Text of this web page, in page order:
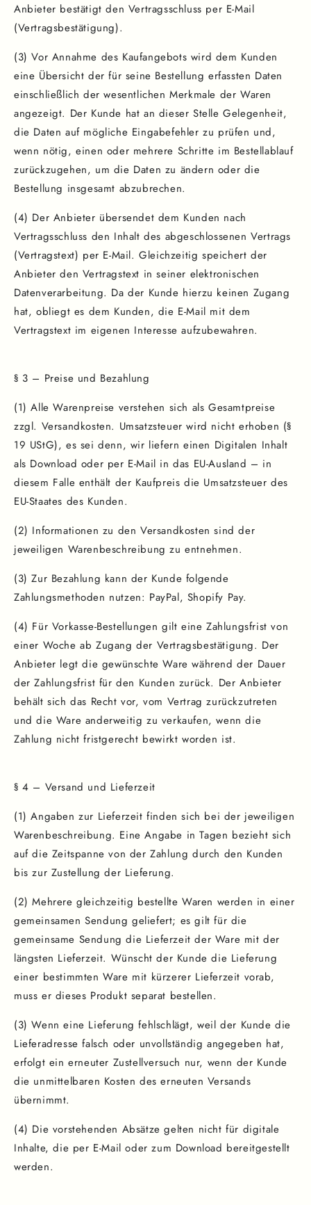
Anbieter bestätigt den Vertragsschluss per E-Mail
(Vertragsbestätigung).
(3) Vor Annahme des Kaufangebots wird dem Kunden
eine Übersicht der für seine Bestellung erfassten Daten
einschließlich der wesentlichen Merkmale der Waren
angezeigt. Der Kunde hat an dieser Stelle Gelegenheit,
die Daten auf mögliche Eingabefehler zu prüfen und,
wenn nötig, einen oder mehrere Schritte im Bestellablauf
zurückzugehen, um die Daten zu ändern oder die
Bestellung insgesamt abzubrechen.
(4) Der Anbieter übersendet dem Kunden nach
Vertragsschluss den Inhalt des abgeschlossenen Vertrags
(Vertragstext) per E-Mail. Gleichzeitig speichert der
Anbieter den Vertragstext in seiner elektronischen
Datenverarbeitung. Da der Kunde hierzu keinen Zugang
hat, obliegt es dem Kunden, die E-Mail mit dem
Vertragstext im eigenen Interesse aufzubewahren.
§ 3 – Preise und Bezahlung
(1) Alle Warenpreise verstehen sich als Gesamtpreise
zzgl. Versandkosten. Umsatzsteuer wird nicht erhoben (§
19 UStG), es sei denn, wir liefern einen Digitalen Inhalt
als Download oder per E-Mail in das EU-Ausland – in
diesem Falle enthält der Kaufpreis die Umsatzsteuer des
EU-Staates des Kunden.
(2) Informationen zu den Versandkosten sind der
jeweiligen Warenbeschreibung zu entnehmen.
(3) Zur Bezahlung kann der Kunde folgende
Zahlungsmethoden nutzen: PayPal, Shopify Pay.
(4) Für Vorkasse-Bestellungen gilt eine Zahlungsfrist von
einer Woche ab Zugang der Vertragsbestätigung. Der
Anbieter legt die gewünschte Ware während der Dauer
der Zahlungsfrist für den Kunden zurück. Der Anbieter
behält sich das Recht vor, vom Vertrag zurückzutreten
und die Ware anderweitig zu verkaufen, wenn die
Zahlung nicht fristgerecht bewirkt worden ist.
§ 4 – Versand und Lieferzeit
(1) Angaben zur Lieferzeit finden sich bei der jeweiligen
Warenbeschreibung. Eine Angabe in Tagen bezieht sich
auf die Zeitspanne von der Zahlung durch den Kunden
bis zur Zustellung der Lieferung.
(2) Mehrere gleichzeitig bestellte Waren werden in einer
gemeinsamen Sendung geliefert; es gilt für die
gemeinsame Sendung die Lieferzeit der Ware mit der
längsten Lieferzeit. Wünscht der Kunde die Lieferung
einer bestimmten Ware mit kürzerer Lieferzeit vorab,
muss er dieses Produkt separat bestellen.
(3) Wenn eine Lieferung fehlschlägt, weil der Kunde die
Lieferadresse falsch oder unvollständig angegeben hat,
erfolgt ein erneuter Zustellversuch nur, wenn der Kunde
die unmittelbaren Kosten des erneuten Versands
übernimmt.
(4) Die vorstehenden Absätze gelten nicht für digitale
Inhalte, die per E-Mail oder zum Download bereitgestellt
werden.